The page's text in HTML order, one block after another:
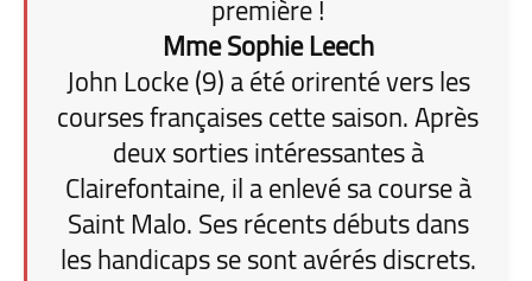
première !
Mme Sophie Leech
John Locke (9) a été orirenté vers les
courses françaises cette saison. Après
deux sorties intéressantes à
Clairefontaine, il a enlevé sa course à
Saint Malo. Ses récents débuts dans
les handicaps se sont avérés discrets.